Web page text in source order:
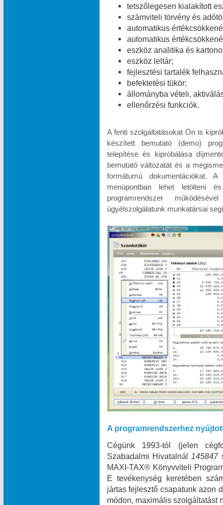
tetszőlegesen kialakított
számviteli törvény és
automatikus
automatikus
eszköz analitika és
eszköz leltár;
fejlesztési tartalék
befektetési tükör;
állományba vételi,
ellenőrzési funkciók.
A fenti szolgáltatásokat Ön is
készített bemutató (demo)
telepítése és kipróbálása
bemutató változatát és a
formátumú dokumentációkat.
menüpontban lehet letölteni
programrendszer
ügyélszolgálatunk munkatársai
A programrendszerhez
Cégünk 1993-tól (jelen
Szabadalmi Hivatalnál 145847
MAXI‑TAX® Könyvviteli
E tevékenység keretében
jártas fejlesztő csapatunk azon
módon, maximális szolgáltatást